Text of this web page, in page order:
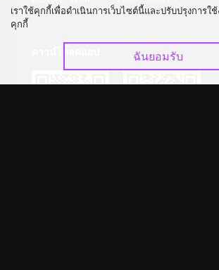
เราใช้คุกกี้เพื่อดำเนินการเว็บไซต์นี้และปรับปรุงการใ
คุกกี้
ฉันยอมรับ